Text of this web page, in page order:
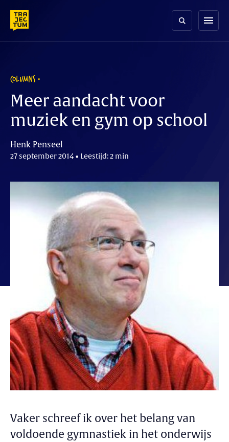
content
menu
COLUMNS
Meer aandacht voor
muziek en gym op school
Henk Penseel
27 september 2014 • Leestijd: 2 min
Vaker schreef ik over het belang van
voldoende gymnastiek in het onderwijs